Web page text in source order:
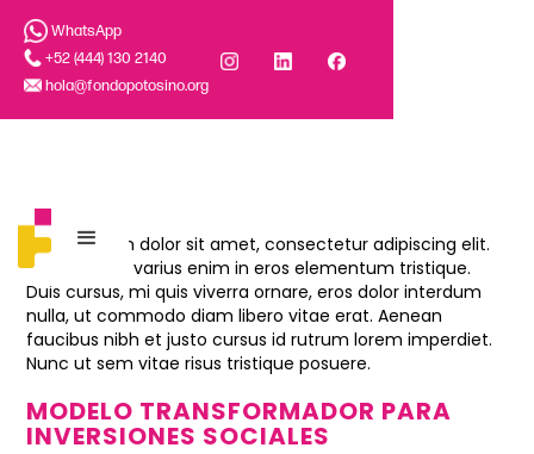
WhatsApp
+52 (444) 130 2140
hola@fondopotosino.org
Lorem ipsum dolor sit amet, consectetur adipiscing elit.
Suspendisse varius enim in eros elementum tristique.
Duis cursus, mi quis viverra ornare, eros dolor interdum
nulla, ut commodo diam libero vitae erat. Aenean
faucibus nibh et justo cursus id rutrum lorem imperdiet.
Nunc ut sem vitae risus tristique posuere.
MODELO TRANSFORMADOR PARA
INVERSIONES SOCIALES